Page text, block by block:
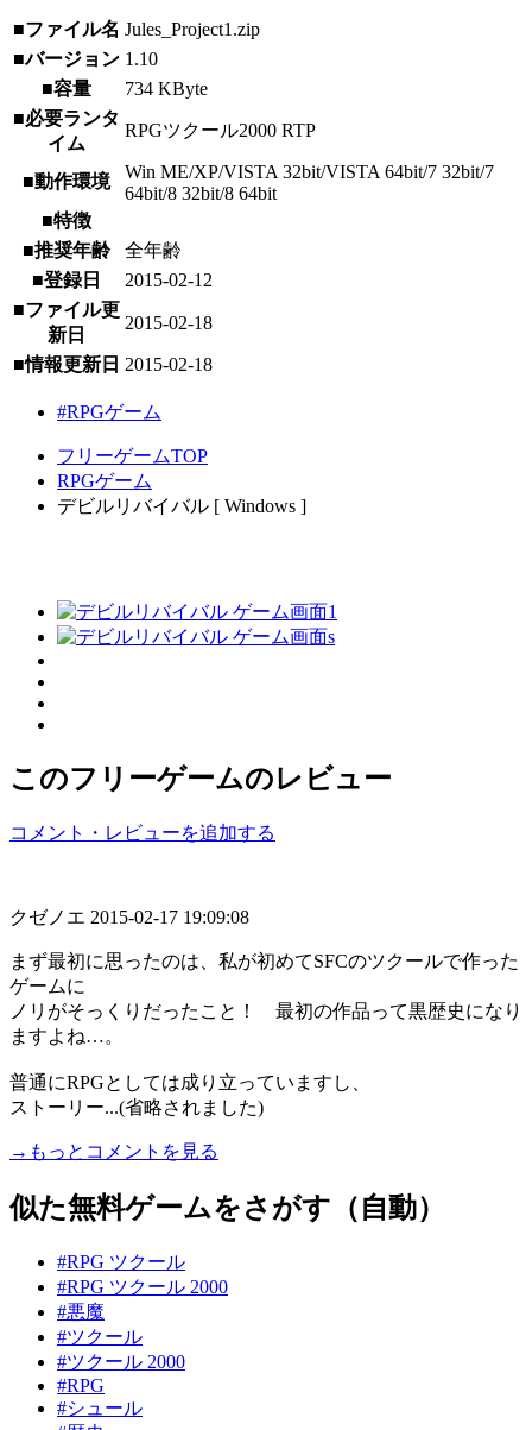
■ファイル名 Jules_Project1.zip
■バージョン 1.10
■容量
734 KByte
■必要ランタ
イム
RPGツクール2000 RTP
■動作環境
Win ME/XP/VISTA 32bit/VISTA 64bit/7 32bit/7
64bit/8 32bit/8 64bit
■特徴
■推奨年齢
全年齢
■登録日
2015-02-12
■ファイル更
新日
2015-02-18
■情報更新日 2015-02-18
#RPGゲーム
フリーゲームTOP
RPGゲーム
デビルリバイバル [ Windows ]
このフリーゲームのレビュー
コメント・レビューを追加する
クゼノエ 2015-02-17 19:09:08
まず最初に思ったのは、私が初めてSFCのツクールで作った
ゲームに
ノリがそっくりだったこと！ 最初の作品って黒歴史になり
ますよね…。
普通にRPGとしては成り立っていますし、
ストーリー...(省略されました)
→もっとコメントを見る
似た無料ゲームをさがす（自動）
#RPG ツクール
#RPG ツクール 2000
#悪魔
#ツクール
#ツクール 2000
#RPG
#シュール